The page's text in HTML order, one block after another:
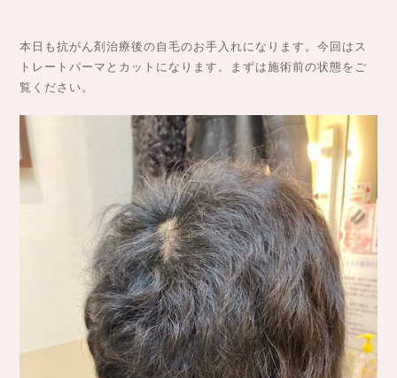
本日も抗がん剤治療後の自毛のお手入れになります。今回はス
トレートパーマとカットになります。まずは施術前の状態をご
覧ください。